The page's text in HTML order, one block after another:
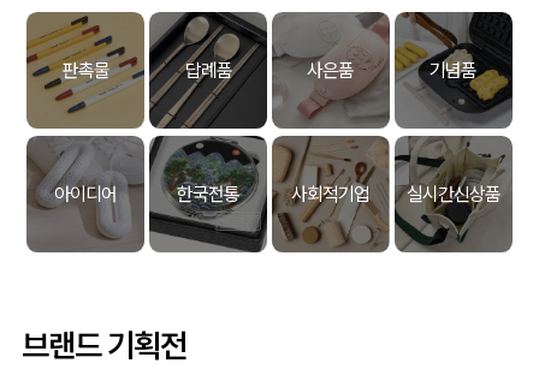
판촉물 답례품 사은품 기념품
아이디어 한국전통 사회적기업 실시간신상품
브랜드 기획전